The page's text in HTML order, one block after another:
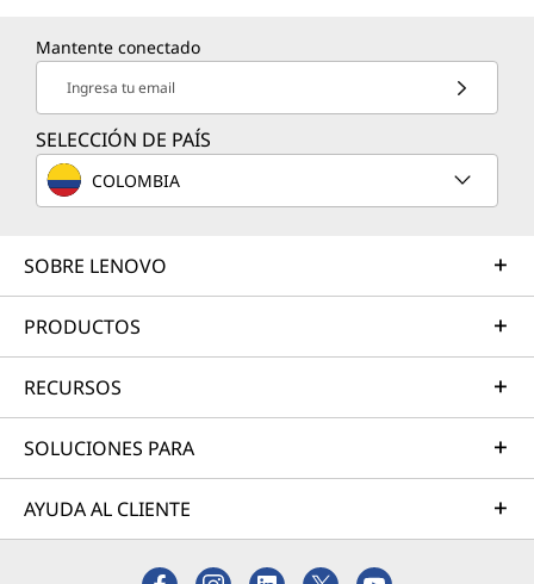
Mantente conectado
Ingresa tu email
SELECCIÓN DE PAÍS
COLOMBIA
SOBRE LENOVO
PRODUCTOS
RECURSOS
SOLUCIONES PARA
AYUDA AL CLIENTE